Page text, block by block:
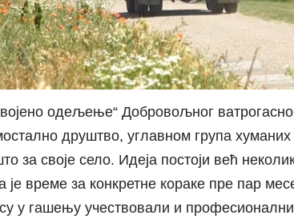
одељење“ Добровољног
друштво, углавном група
за своје село. Идеја постоји већ
је време за конкретне кораке пре пар
у гашењу учествовали и